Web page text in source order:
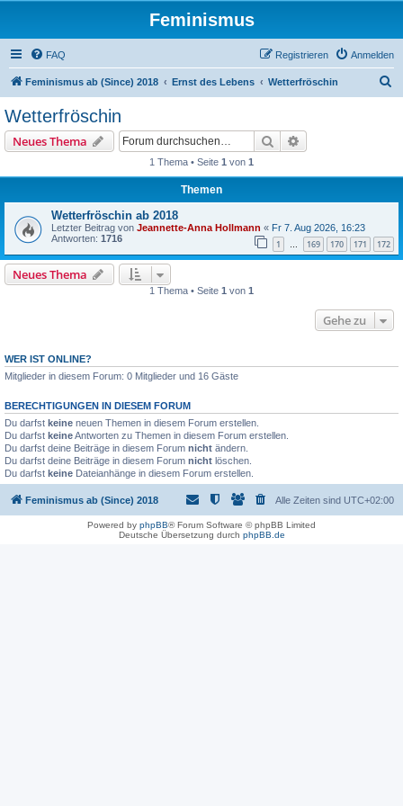
Feminismus
FAQ Anmelden
Registrieren
Feminismus ab (Since) 2018 Ernst des Lebens Wetterfröschin
Wetterfröschin
Neues Thema Suche
1 Thema • Seite 1 von 1
Themen
Wetterfröschin ab 2018
Letzter Beitrag von Jeannette-Anna Hollmann « Fr 7. Aug 2026, 16:23
Antworten: 1716 1 … 169 170 171 172
Neues Thema
1 Thema • Seite 1 von 1
Gehe zu
WER IST ONLINE?
Mitglieder in diesem Forum: 0 Mitglieder und 16 Gäste
BERECHTIGUNGEN IN DIESEM FORUM
Du darfst keine neuen Themen in diesem Forum erstellen.
Du darfst keineAntworten zu Themen in diesem Forum erstellen.
Du darfst deine Beiträge in diesem Forum nicht ändern.
Du darfst deine Beiträge in diesem Forum nicht löschen.
Du darfst keine Dateianhänge in diesem Forum erstellen.
Feminismus ab (Since) 2018 Alle Zeiten sind UTC+02:00
Powered by phpBB® Forum Software © phpBB Limited
Deutsche Übersetzung durch phpBB.de